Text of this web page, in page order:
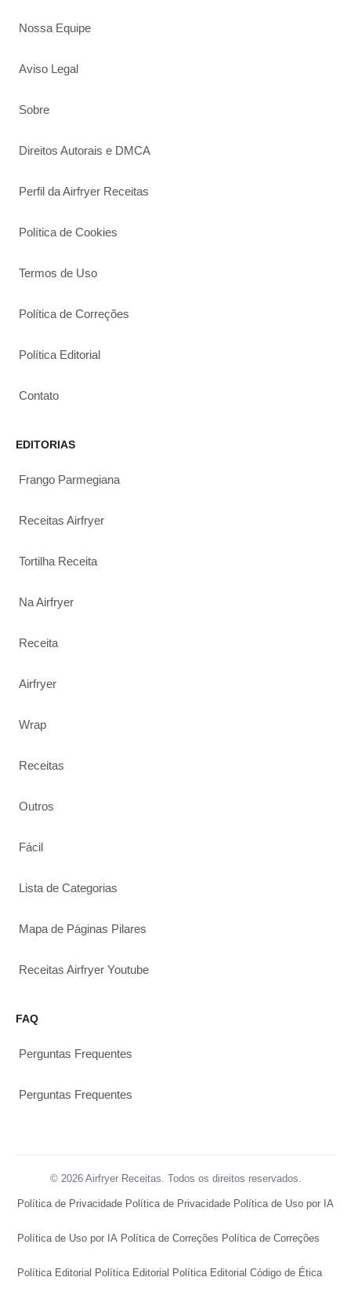
Nossa Equipe
Aviso Legal
Sobre
Direitos Autorais e DMCA
Perfil da Airfryer Receitas
Política de Cookies
Termos de Uso
Política de Correções
Política Editorial
Contato
EDITORIAS
Frango Parmegiana
Receitas Airfryer
Tortilha Receita
Na Airfryer
Receita
Airfryer
Wrap
Receitas
Outros
Fácil
Lista de Categorias
Mapa de Páginas Pilares
Receitas Airfryer Youtube
FAQ
Perguntas Frequentes
Perguntas Frequentes
© 2026 Airfryer Receitas. Todos os direitos reservados.
Política de Privacidade Política de Privacidade Política de Uso por IA
Política de Uso por IA Política de Correções Política de Correções
Política Editorial Política Editorial Política Editorial Código de Ética